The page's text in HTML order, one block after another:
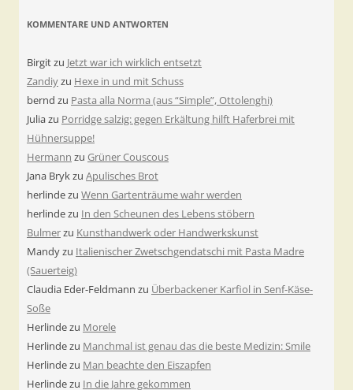
KOMMENTARE UND ANTWORTEN
Birgitzu Jetzt war ich wirklich entsetzt
Zandiyzu Hexe in und mit Schuss
bernd zu Pasta alla Norma (aus “Simple”, Ottolenghi)
Juliazu Porridge salzig: gegen Erkältung hilft Haferbrei mit
Hühnersuppe!
Hermann zu Grüner Couscous
Jana Brykzu Apulisches Brot
herlindezu Wenn Gartenträume wahr werden
herlindezu In den Scheunen des Lebens stöbern
Bulmerzu Kunsthandwerk oder Handwerkskunst
Mandyzu Italienischer Zwetschgendatschi mit Pasta Madre
(Sauerteig)
Claudia Eder-Feldmann zu Überbackener Karfiol in Senf-Käse-
Soße
Herlindezu Morele
Herlindezu Manchmal ist genau das die beste Medizin: Smile
Herlindezu Man beachte den Eiszapfen
Herlindezu In die Jahre gekommen